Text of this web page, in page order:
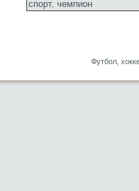
спорт, чемпион
Футбол,